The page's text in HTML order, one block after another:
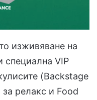
изживяване на
специална VIP
(Backstage
релакс и Food